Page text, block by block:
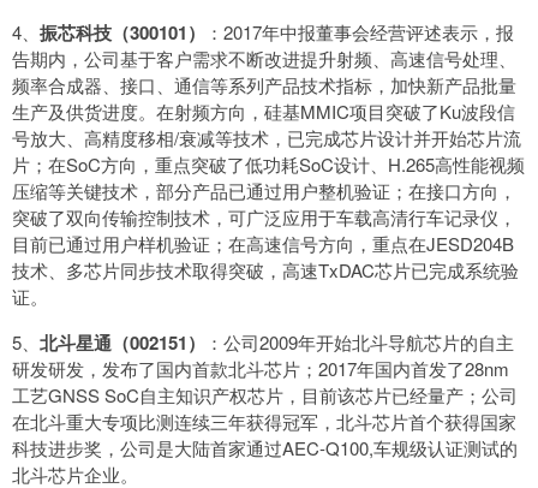
4、 振芯科技（300101）
：2017年中报董事会经营评述表示，报
告期内，公司基于客户需求不断改进提升射频、高速信号处理、
频率合成器、接口、通信等系列产品技术指标，加快新产品批量
生产及供货进度。在射频方向，硅基MMIC项目突破了Ku波段信
号放大、高精度移相/衰减等技术，已完成芯片设计并开始芯片流
片；在SoC方向，重点突破了低功耗SoC设计、H.265高性能视频
压缩等关键技术，部分产品已通过用户整机验证；在接口方向，
突破了双向传输控制技术，可广泛应用于车载高清行车记录仪，
目前已通过用户样机验证；在高速信号方向，重点在JESD204B
技术、多芯片同步技术取得突破，高速TxDAC芯片已完成系统验
证。
5、 北斗星通（002151）
：公司2009年开始北斗导航芯片的自主
研发研发，发布了国内首款北斗芯片；2017年国内首发了28nm
工艺GNSS SoC自主知识产权芯片，目前该芯片已经量产；公司
在北斗重大专项比测连续三年获得冠军，北斗芯片首个获得国家
科技进步奖，公司是大陆首家通过AEC-Q100,车规级认证测试的
北斗芯片企业。